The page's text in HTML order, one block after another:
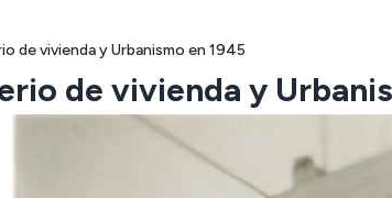
de vivienda y Urbanismo en 1945
de vivienda y